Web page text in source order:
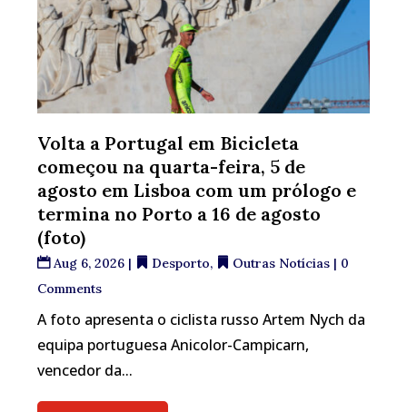
Volta a Portugal em Bicicleta
começou na quarta-feira, 5 de
agosto em Lisboa com um prólogo e
termina no Porto a 16 de agosto
(foto)
Aug 6, 2026 | Desporto, Outras Notícias | 0
Comments
A foto apresenta o ciclista russo Artem Nych da
equipa portuguesa Anicolor-Campicarn,
vencedor da...